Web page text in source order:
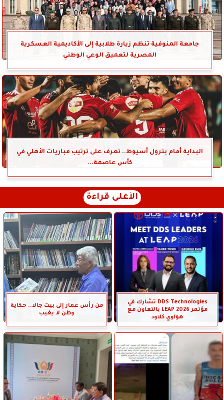
جامعة المنوفية تنظم زيارة طلابية إلى الأكاديمية العسكرية
المصرية لتعميق الوعي الوطني
البداية أمام بترول أسيوط.. تعرف على ترتيب مباريات الأهلي في
كأس عاصمة...
الأعلى قراءة
DDS Technologies تشارك في
مؤتمر LEAP 2026 بالتعاون مع
هواوي كلاود
من رأس عمار إلى بيت جالا.. حكاية
وطن لا يغيب